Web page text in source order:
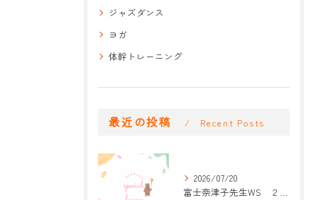
ジャズダンス
ヨガ
体幹トレーニング
最近の投稿 Recent Posts
2026/07/20
富士奈津子先生WS ２回目